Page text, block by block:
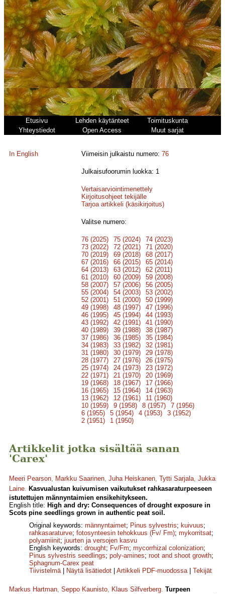
Etusivu Lehden käytänteet
Toimituskunta
Yhteystiedot
Open Access Muut sarjat
In English Viimeisin julkaistu numero:76
Julkaisufoorumin luokka: 1
Vertaisarviointimenettely
Kirjoitusohjeet tekijälle
Tarjoa artikkeli (käsikirjoitus)
Valitse numero:
76 (2025) 75 (2024)
74 (2023)
73 (2022)
72 (2021)
71 (2020)
70 (2019)
69 (2018)
68 (2017)
67 (2016)
66 (2015)
65 (2014)
64 (2013)
63 (2012)
62 (2011)
61 (2010)
60 (2009)
59 (2008)
58 (2007)
57 (2006)
56 (2005)
55 (2004)
54 (2003)
53 (2002)
52 (2001)
51 (2000)
50 (1999)
49 (1998)
48 (1997)
47 (1996)
46 (1995)
45 (1994)
44 (1993)
43 (1992)
42 (1991)
41 (1990)
40 (1989)
39 (1988)
38 (1987)
37 (1986)
36 (1985)
35 (1984)
34 (1983)
33 (1982)
32 (1981)
31 (1980)
30 (1979)
29 (1978)
28 (1977)
27 (1976)
26 (1975)
25 (1974)
24 (1973)
23 (1972)
22 (1971)
21 (1970)
20 (1969)
19 (1968)
18 (1967)
17 (1966)
16 (1965)
15 (1964)
14 (1963)
13 (1962)
12 (1961)
11 (1960)
10 (1959)
9 (1958) 8 (1957)
7 (1956)
6 (1955)
5 (1954) 4 (1953)
3 (1952)
2 (1951)
1 (1950)
Artikkelit jotka sisältää sanan
'Carex'
Meeri Pearson, Markku Saarinen, Juha Heiskanen, Tytti Sarjala, Jukka
Laine. Kasvualustan kuivumisen vaikutukset rahkasaraturpeeseen
istutettujen männyntaimien ensikehitykseen.
English title: High and dry: Consequences of drought exposure in
Scots pine seedlings grown in authentic peat soil.
Original keywords: männyntaimet; Pinus sylvestris; kuivuus;
rahkasaraturve; fotosynteesin tehokkuus (Fv/ Fm); mykorritsat;
polyamiinit; juurten ja versojen kasvu
English keywords: drought; Fv/Fm; mycorrhizal colonization;
Pinus sylvestris seedlings; poly-amines; root and shoot growth;
Sphagnum-Carex peat
Tiivistelmä| Näytä lisätiedot Artikkeli PDF-muodossa| Tekijät
Markus Hartman, Seppo Kaunisto, Klaus Silfverberg. Turpeen